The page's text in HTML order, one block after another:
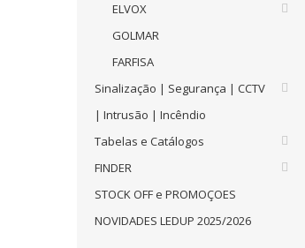
ELVOX
GOLMAR
FARFISA
Sinalização | Segurança | CCTV
| Intrusão | Incêndio
Tabelas e Catálogos
FINDER
STOCK OFF e PROMOÇOES
NOVIDADES LEDUP 2025/2026